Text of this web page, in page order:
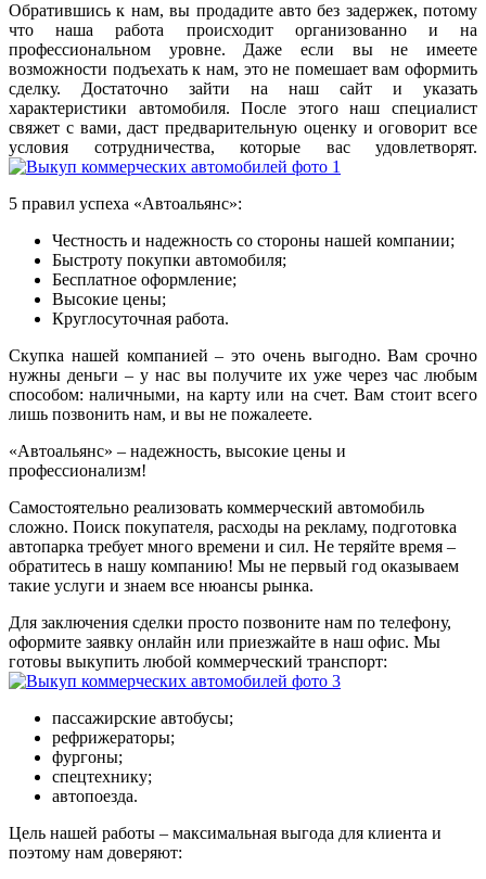
Обратившись к нам, вы продадите авто без задержек, потому
что наша работа происходит организованно и на
профессиональном уровне. Даже если вы не имеете
возможности подъехать к нам, это не помешает вам оформить
сделку. Достаточно зайти на наш сайт и указать
характеристики автомобиля. После этого наш специалист
свяжет с вами, даст предварительную оценку и оговорит все
условия сотрудничества, которые вас удовлетворят.
5 правил успеха «Автоальянс»:
Честность и надежность со стороны нашей компании;
Быстроту покупки автомобиля;
Бесплатное оформление;
Высокие цены;
Круглосуточная работа.
Скупка нашей компанией – это очень выгодно. Вам срочно
нужны деньги – у нас вы получите их уже через час любым
способом: наличными, на карту или на счет. Вам стоит всего
лишь позвонить нам, и вы не пожалеете.
«Автоальянс» – надежность, высокие цены и
профессионализм!
Самостоятельно реализовать коммерческий автомобиль
сложно. Поиск покупателя, расходы на рекламу, подготовка
автопарка требует много времени и сил. Не теряйте время –
обратитесь в нашу компанию! Мы не первый год оказываем
такие услуги и знаем все нюансы рынка.
Для заключения сделки просто позвоните нам по телефону,
оформите заявку онлайн или приезжайте в наш офис. Мы
готовы выкупить любой коммерческий транспорт:
пассажирские автобусы;
рефрижераторы;
фургоны;
спецтехнику;
автопоезда.
Цель нашей работы – максимальная выгода для клиента и
поэтому нам доверяют: